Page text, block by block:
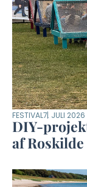
FESTIVAL7. JULI 2026
DIY-
af